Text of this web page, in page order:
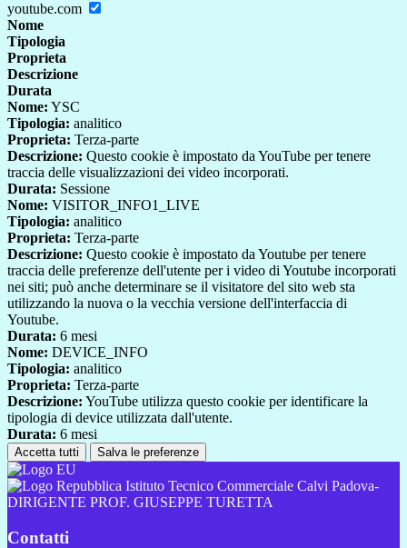
youtube.com
Nome
Tipologia
Proprieta
Descrizione
Durata
Nome: YSC
Tipologia: analitico
Proprieta: Terza-parte
Descrizione: Questo cookie è impostato da YouTube per tenere
traccia delle visualizzazioni dei video incorporati.
Durata: Sessione
Nome: VISITOR_INFO1_LIVE
Tipologia: analitico
Proprieta: Terza-parte
Descrizione: Questo cookie è impostato da Youtube per tenere
traccia delle preferenze dell'utente per i video di Youtube incorporati
nei siti; può anche determinare se il visitatore del sito web sta
utilizzando la nuova o la vecchia versione dell'interfaccia di
Youtube.
Durata: 6 mesi
Nome: DEVICE_INFO
Tipologia: analitico
Proprieta: Terza-parte
Descrizione: YouTube utilizza questo cookie per identificare la
tipologia di device utilizzata dall'utente.
Durata: 6 mesi
Accetta tutti Salva le preferenze
Istituto Tecnico Commerciale Calvi Padova-
DIRIGENTE PROF. GIUSEPPE TURETTA
Contatti